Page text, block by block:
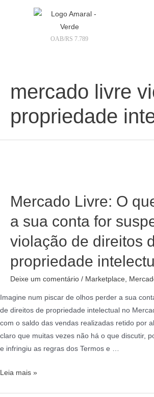
OAB/RS 7.789
mercado livre
propriedade
Mercado Livre: O
a sua conta for
violação de direitos
propriedade
Deixe um comentário / Marketplace,
Imagine num piscar de olhos perder a sua
de direitos de propriedade intelectual no
com o saldo das vendas realizadas retido por
claro que muitas vezes não há o que discutir,
e infringiu as regras dos Termos e …
Leia mais »